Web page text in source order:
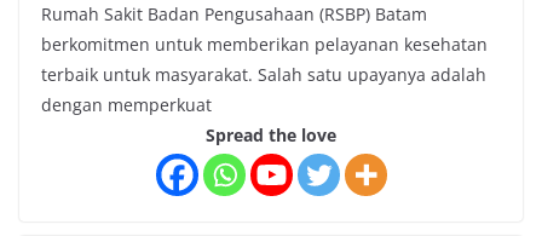
Rumah Sakit Badan Pengusahaan (RSBP) Batam
berkomitmen untuk memberikan pelayanan kesehatan
terbaik untuk masyarakat. Salah satu upayanya adalah
dengan memperkuat
Spread the love